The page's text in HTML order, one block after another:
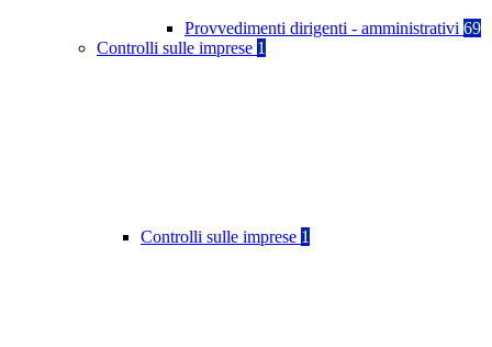
Provvedimenti dirigenti - amministrativi 69
Controlli sulle imprese 1
Controlli sulle imprese 1